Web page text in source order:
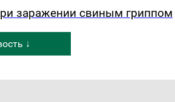
заражении свиным гриппом
↓